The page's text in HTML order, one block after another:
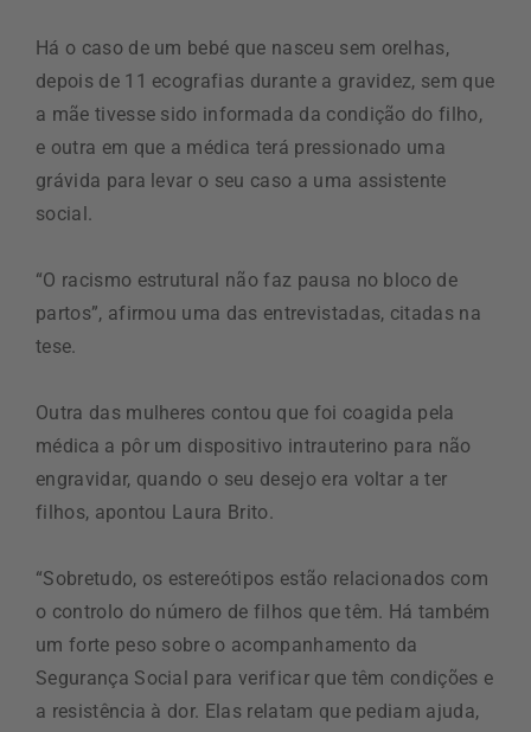
Há o caso de um bebé que nasceu sem orelhas,
depois de 11 ecografias durante a gravidez, sem que
a mãe tivesse sido informada da condição do filho,
e outra em que a médica terá pressionado uma
grávida para levar o seu caso a uma assistente
social.
“O racismo estrutural não faz pausa no bloco de
partos”, afirmou uma das entrevistadas, citadas na
tese.
Outra das mulheres contou que foi coagida pela
médica a pôr um dispositivo intrauterino para não
engravidar, quando o seu desejo era voltar a ter
filhos, apontou Laura Brito.
“Sobretudo, os estereótipos estão relacionados com
o controlo do número de filhos que têm. Há também
um forte peso sobre o acompanhamento da
Segurança Social para verificar que têm condições e
a resistência à dor. Elas relatam que pediam ajuda,